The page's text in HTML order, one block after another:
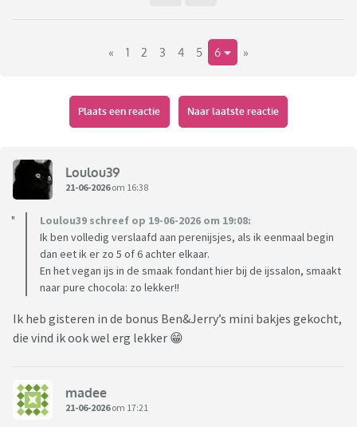
« 1 2 3 4 5 6 »
Plaats een reactie Naar laatste reactie
Loulou39
21-06-2026om 16:38
Loulou39 schreef op 19-06-2026 om 19:08:
Ik ben volledig verslaafd aan perenijsjes, als ik eenmaal begin
dan eet ik er zo 5 of 6 achter elkaar.
En het vegan ijs in de smaak fondant hier bij de ijssalon, smaakt
naar pure chocola: zo lekker!!
Ik heb gisteren in de bonus Ben&Jerry’s mini bakjes gekocht,
die vind ik ook wel erg lekker 😁
madee
21-06-2026om 17:21